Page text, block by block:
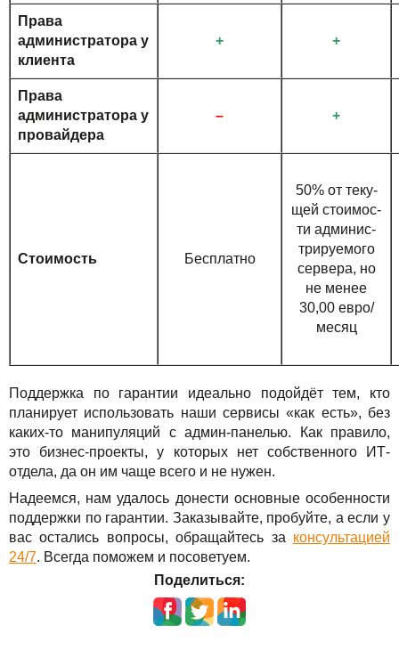
Права
администратора у
клиента
+ +
Права
администратора у
провайдера
– +
Стоимость Бесплатно
50% от те­ку­
щей стои­мос­
ти адми­нис­
три­руе­мо­го
сер­ве­ра, но
не менее
30,00 евро/
месяц
Поддержка по гарантии идеально подойдёт тем, кто
планирует использовать наши сервисы «как есть», без
каких-то манипуляций с админ-панелью. Как правило,
это бизнес-проекты, у которых нет собственного ИТ-
отдела, да он им чаще всего и не нужен.
Надеемся, нам удалось донести основные особенности
поддержки по гарантии. Заказывайте, пробуйте, а если у
вас остались вопросы, обращайтесь за консультацией
24/7. Всегда поможем и посоветуем.
Поделиться: